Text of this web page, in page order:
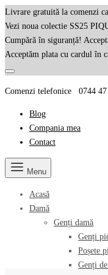
Livrare gratuită la comenzi
Vezi noua colectie SS25
Cumpără în siguranță!
Acceptăm plata cu cardul în
Comenzi telefonice 0744
Blog
Compania mea
Contact
Menu
Acasă
Damă
Genți damă
Genți
Poșete
Genți